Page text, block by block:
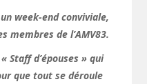
week-end conviviale,
membres de l’AMV83.
Staff d’épouses » qui
que tout se déroule